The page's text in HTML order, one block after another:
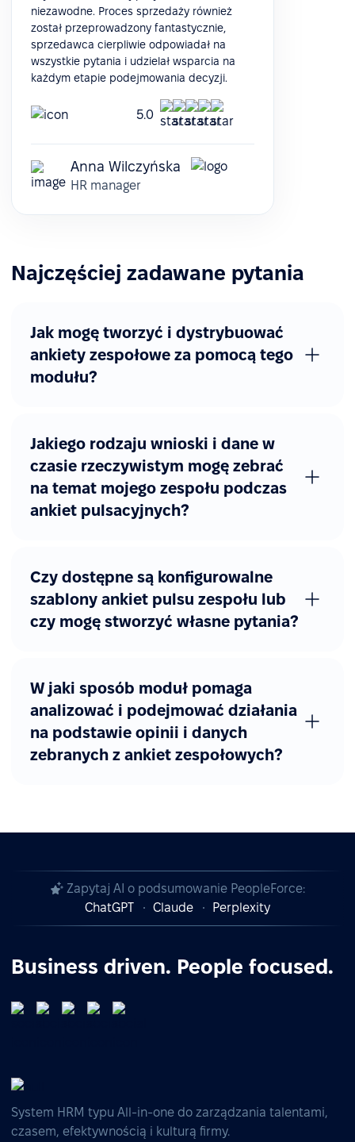
niezawodne. Proces sprzedaży również
został przeprowadzony fantastycznie,
sprzedawca cierpliwie odpowiadał na
wszystkie pytania i udzielał wsparcia na
każdym etapie podejmowania decyzji.
5.0
Anna Wilczyńska
HR manager
Najczęściej zadawane pytania
Jak mogę tworzyć i dystrybuować
ankiety zespołowe za pomocą tego
modułu?
Jakiego rodzaju wnioski i dane w
czasie rzeczywistym mogę zebrać
na temat mojego zespołu podczas
ankiet pulsacyjnych?
Czy dostępne są konfigurowalne
szablony ankiet pulsu zespołu lub
czy mogę stworzyć własne pytania?
W jaki sposób moduł pomaga
analizować i podejmować działania
na podstawie opinii i danych
zebranych z ankiet zespołowych?
Zapytaj AI o podsumowanie PeopleForce:
ChatGPT
Claude Perplexity
Business driven. People focused.
System HRM typu All-in-one do zarządzania talentami,
czasem, efektywnością i kulturą firmy.